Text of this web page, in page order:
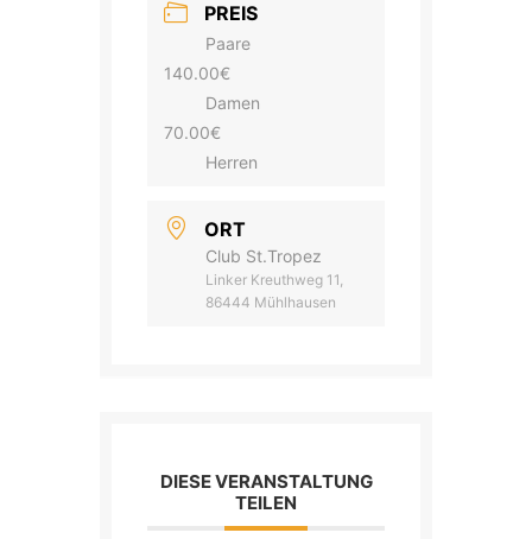
PREIS
Paare
140.00€
Damen
70.00€
Herren
ORT
Club St.Tropez
Linker Kreuthweg 11,
86444 Mühlhausen
DIESE VERANSTALTUNG
TEILEN